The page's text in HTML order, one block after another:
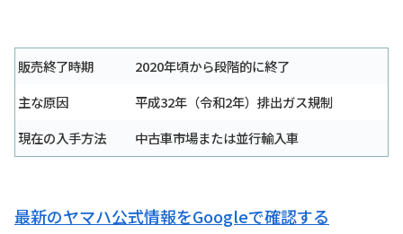
販売終了時期
2020年頃から段階的に終了
主な原因
平成32年（令和2年）排出ガス規制
現在の入手方法
中古車市場または並行輸入車
最新のヤマハ公式情報をGoogleで確認する